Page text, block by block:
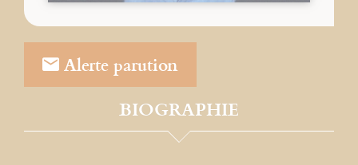
Alerte parution
BIOGRAPHIE